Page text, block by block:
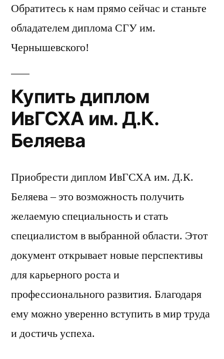
Обратитесь к нам прямо сейчас и станьте
обладателем диплома СГУ им.
Чернышевского!
Купить диплом
ИвГСХА им. Д.К.
Беляева
Приобрести диплом ИвГСХА им. Д.К.
Беляева – это возможность получить
желаемую специальность и стать
специалистом в выбранной области. Этот
документ открывает новые перспективы
для карьерного роста и
профессионального развития. Благодаря
ему можно уверенно вступить в мир труда
и достичь успеха.